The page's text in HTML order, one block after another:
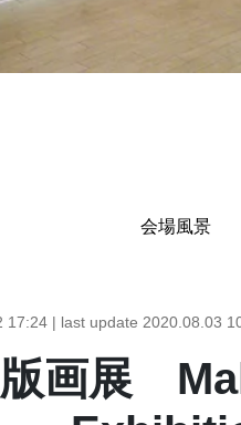
会場風景
17:24| last update 2020.08.03
画展